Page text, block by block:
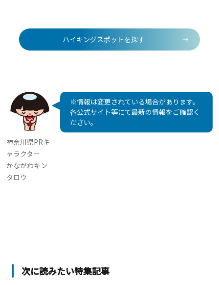
ハイキングスポットを探す
神奈川県PRキ
ャラクター
かながわキン
タロウ
※情報は変更されている場合があります。
各公式サイト等にて最新の情報をご確認く
ださい。
次に読みたい特集記事